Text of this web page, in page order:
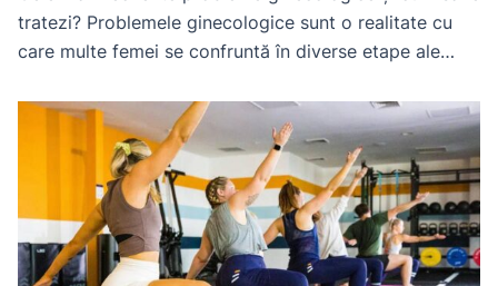
tratezi? Problemele ginecologice sunt o realitate cu
care multe femei se confruntă în diverse etape ale
pot influenţa starea emoţională, calitatea vieţii şi,
uneori, relaţiile personale. Printre cele mai frecvente
probleme ginecologice se numără candidoza,
endometrioza şi fibroamele […]